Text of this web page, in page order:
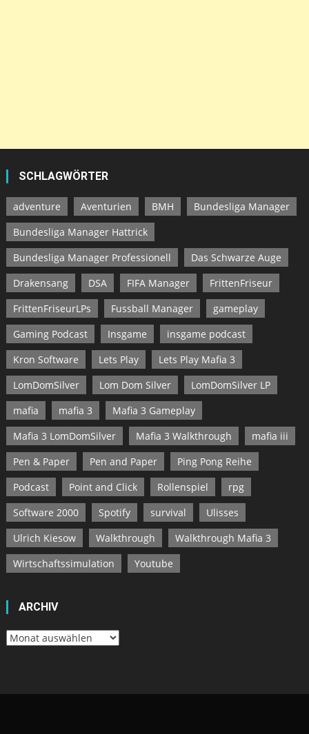
SCHLAGWÖRTER
adventure Aventurien BMH
Bundesliga Manager
Bundesliga Manager Hattrick
Bundesliga Manager Professionell
Das Schwarze Auge
Drakensang
DSA FIFA Manager
FrittenFriseur
FrittenFriseurLPs
Fussball Manager
gameplay
Gaming Podcast
Insgame
insgame podcast
Kron Software
Lets Play
Lets Play Mafia 3
LomDomSilver
Lom Dom Silver
LomDomSilver LP
mafia
mafia 3
Mafia 3 Gameplay
Mafia 3 LomDomSilver
Mafia 3 Walkthrough
mafia iii
Pen & Paper
Pen and Paper
Ping Pong Reihe
Podcast
Point and Click Rollenspiel
rpg
Software 2000
Spotify survival
Ulisses
Ulrich Kiesow
Walkthrough
Walkthrough Mafia 3
Wirtschaftssimulation
Youtube
ARCHIV
Archiv